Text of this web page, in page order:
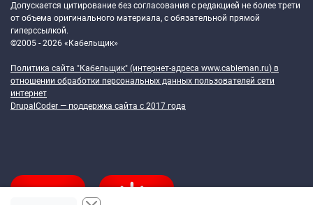
Допускается цитирование без согласования с редакцией не более трети
от объема оригинального материала, с обязательной прямой
гиперссылкой.
©2005 - 2026 «Кабельщик»
Политика сайта "Кабельщик" (интернет-адреса www.cableman.ru) в
отношении обработки персональных данных пользователей сети
интернет
DrupalCoder — поддержка сайта c 2017 года